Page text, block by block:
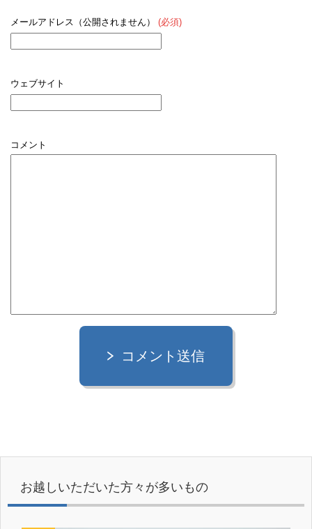
メールアドレス（公開されません） (必須)
ウェブサイト
コメント
コメント送信
お越しいただいた方々が多いもの